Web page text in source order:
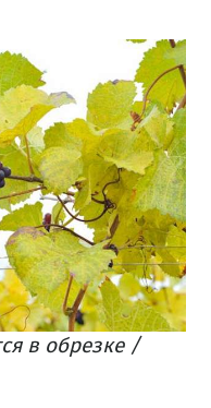
в обрезке /